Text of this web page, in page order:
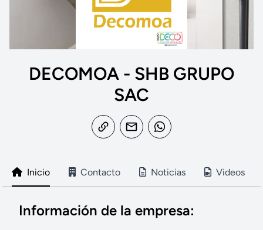
DECOMOA - SHB GRUPO
SAC
Inicio Contacto Noticias Videos
Información de la empresa: